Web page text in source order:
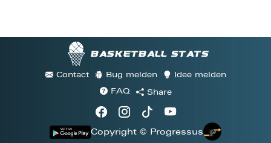
Basketball stats
Contact Bug melden
Idee melden
FAQ
Share
Copyright © Progressus